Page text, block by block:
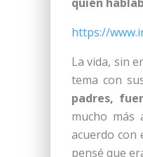
https://
La vida, sin
tema con
padres,
mucho más
acuerdo con
pensé que